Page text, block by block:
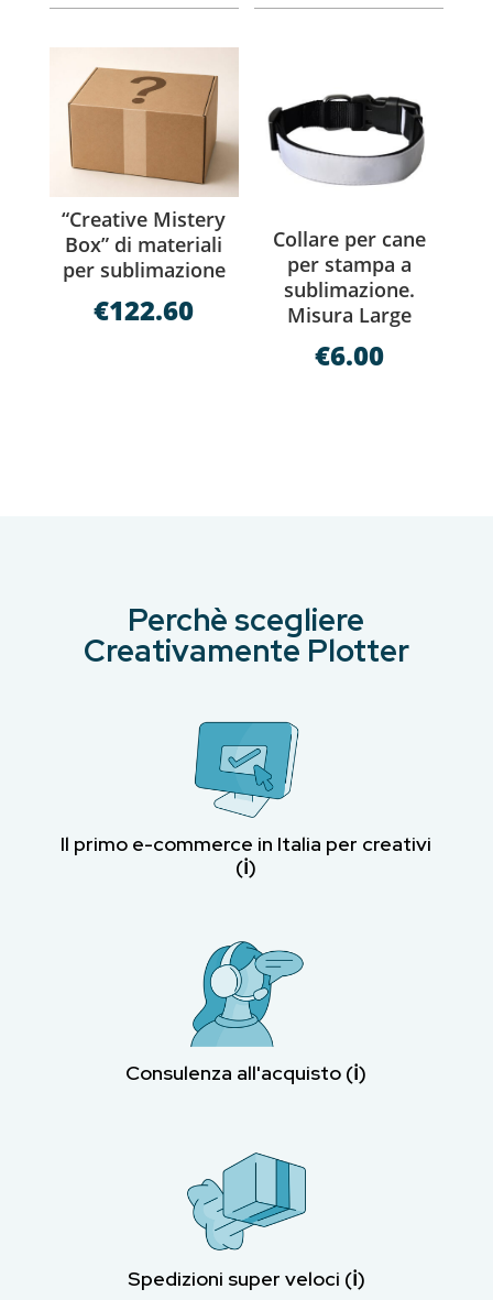
“Creative Mistery
Box” di materiali
per sublimazione
€122.60
Collare per cane
per stampa a
sublimazione.
Misura Large
€6.00
Perchè scegliere
Creativamente Plotter
Il primo e-commerce in Italia per creativi
(ℹ︎)
Consulenza all'acquisto (ℹ︎)
Spedizioni super veloci (ℹ︎)